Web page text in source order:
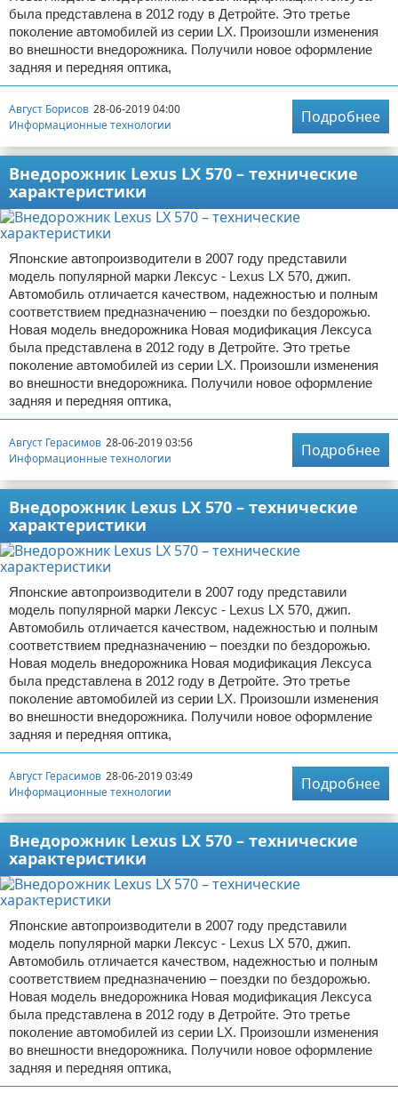
была представлена в 2012 году в Детройте. Это третье
поколение автомобилей из серии LX. Произошли изменения
во внешности внедорожника. Получили новое оформление
задняя и передняя оптика,
Август Борисов 28-06-2019 04:00
Информационные технологии
Подробнее
Внедорожник Lexus LX 570 – технические
характеристики
Японские автопроизводители в 2007 году представили
модель популярной марки Лексус - Lexus LX 570, джип.
Автомобиль отличается качеством, надежностью и полным
соответствием предназначению – поездки по бездорожью.
Новая модель внедорожника Новая модификация Лексуса
была представлена в 2012 году в Детройте. Это третье
поколение автомобилей из серии LX. Произошли изменения
во внешности внедорожника. Получили новое оформление
задняя и передняя оптика,
Август Герасимов 28-06-2019 03:56
Информационные технологии
Подробнее
Внедорожник Lexus LX 570 – технические
характеристики
Японские автопроизводители в 2007 году представили
модель популярной марки Лексус - Lexus LX 570, джип.
Автомобиль отличается качеством, надежностью и полным
соответствием предназначению – поездки по бездорожью.
Новая модель внедорожника Новая модификация Лексуса
была представлена в 2012 году в Детройте. Это третье
поколение автомобилей из серии LX. Произошли изменения
во внешности внедорожника. Получили новое оформление
задняя и передняя оптика,
Август Герасимов 28-06-2019 03:49
Информационные технологии
Подробнее
Внедорожник Lexus LX 570 – технические
характеристики
Японские автопроизводители в 2007 году представили
модель популярной марки Лексус - Lexus LX 570, джип.
Автомобиль отличается качеством, надежностью и полным
соответствием предназначению – поездки по бездорожью.
Новая модель внедорожника Новая модификация Лексуса
была представлена в 2012 году в Детройте. Это третье
поколение автомобилей из серии LX. Произошли изменения
во внешности внедорожника. Получили новое оформление
задняя и передняя оптика,